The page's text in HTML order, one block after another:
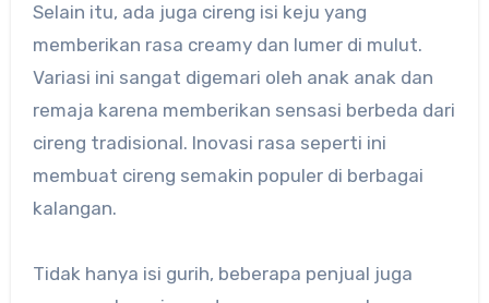
Selain itu, ada juga cireng isi keju yang
memberikan rasa creamy dan lumer di mulut.
Variasi ini sangat digemari oleh anak anak dan
remaja karena memberikan sensasi berbeda dari
cireng tradisional. Inovasi rasa seperti ini
membuat cireng semakin populer di berbagai
kalangan.
Tidak hanya isi gurih, beberapa penjual juga